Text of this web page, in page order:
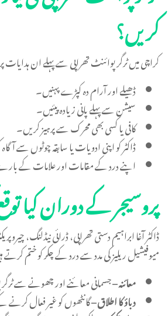
کریں؟
کراچی میں ٹرگر پوائنٹ تھراپی سے پہلے ان
ڈھیلے اور آرام دہ کپڑے پہنیں۔
سیشن سے پہلے پانی زیادہ پیئیں۔
کافی یا کسی بھی محرک سے پرہیز کریں۔
ڈاکٹر کو اپنی ادویات یا سابقہ چوٹوں سے
اپنے درد کے مقامات اور علامات کے
پروسیجر کے دوران کیا
ڈاکٹر آغا ابراہیم دستی تھراپی، ڈرائی نیڈلنگ،
میوفیشیل ریلیز کی مدد سے درد کے چکر کو ختم
معائنہ –جسمانی معائنے اور چھونے سے
دباؤ کا اطلاق –گانٹھوں کو غیر فعال